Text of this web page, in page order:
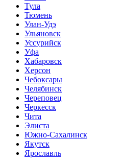
Тула
Тюмень
Улан-Удэ
Ульяновск
Уссурийск
Уфа
Хабаровск
Херсон
Чебоксары
Челябинск
Череповец
Черкесск
Чита
Элиста
Южно-Сахалинск
Якутск
Ярославль